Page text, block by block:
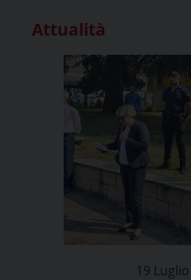
Attualità
19